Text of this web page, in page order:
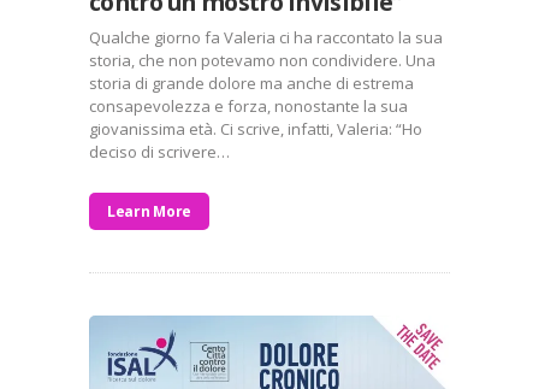
Qualche giorno fa Valeria ci ha raccontato la sua
storia, che non potevamo non condividere. Una
storia di grande dolore ma anche di estrema
consapevolezza e forza, nonostante la sua
giovanissima età. Ci scrive, infatti, Valeria: “Ho
deciso di scrivere…
Learn More